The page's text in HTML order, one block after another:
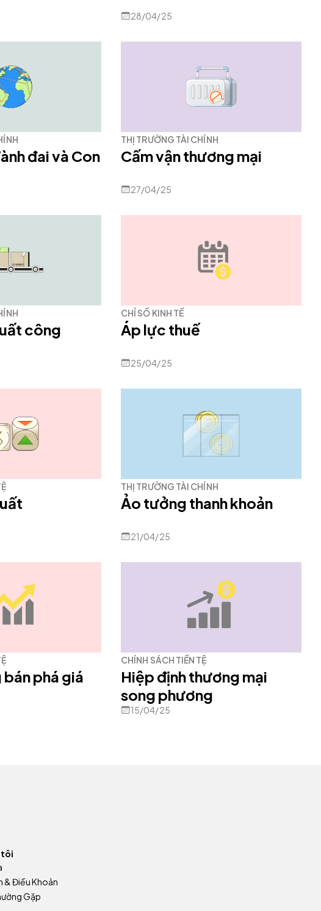
28/04/25
đai và Con
THỊ TRƯỜNG TÀI CHÍNH
Cấm vận thương mại
27/04/25
công
CHỈ SỐ KINH TẾ
Áp lực thuế
25/04/25
THỊ TRƯỜNG TÀI CHÍNH
Ảo tưởng thanh khoản
21/04/25
phá giá
CHÍNH SÁCH TIỀN TỆ
Hiệp định thương mại
song phương
15/04/25
tôi
& Điều Khoản
Gặp